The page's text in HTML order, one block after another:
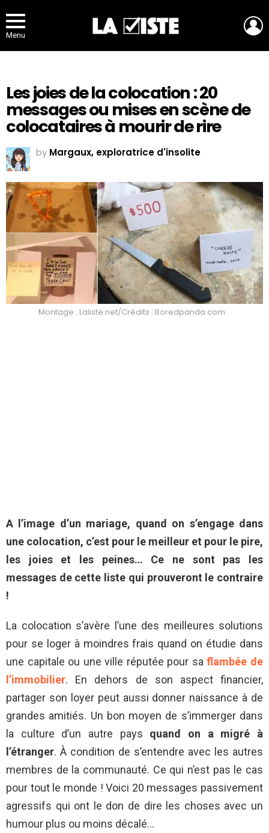
Menu
Les joies de la colocation : 20
messages ou mises en scène de
colocataires à mourir de rire
by Margaux, exploratrice d'insolite
Montage : Laliste.net/Crédits : Boredpanda.com
A l’image d’un mariage, quand on s’engage dans
une colocation, c’est pour le meilleur et pour le pire,
les joies et les peines… Ce ne sont pas les
messages de cette liste qui prouveront le contraire
!
La colocation s’avère l’une des meilleures solutions
pour se loger à moindres frais quand on étudie dans
une capitale ou une ville réputée pour saflambée de
l’immobilier. En dehors de son aspect financier,
partager son loyer peut aussi donner naissance à de
grandes amitiés. Un bon moyen de s’immerger dans
la culture d’un autre pays quand on a migré à
l’étranger. À condition de s’entendre avec les autres
membres de la communauté. Ce qui n’est pas le cas
pour tout le monde ! Voici 20 messages passivement
agressifs qui ont le don de dire les choses avec un
humour plus ou moins décalé…